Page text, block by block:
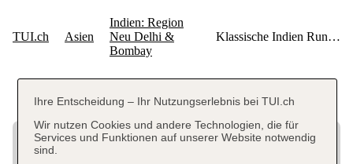
Ihre Entscheidung – Ihr Nutzungserlebnis bei TUI.ch
Wir nutzen Cookies und andere Technologien, die für
Services und Funktionen auf unserer Website notwendig
sind.